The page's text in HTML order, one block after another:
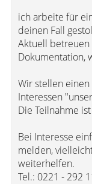
ich arbeite für
deinen Fall
Aktuell betreuen
Dokumentation,
Wir stellen
Interessen
Die Teilnahme
Bei Interesse
melden,
weiterhelfen.
Tel.: 0221 - 292